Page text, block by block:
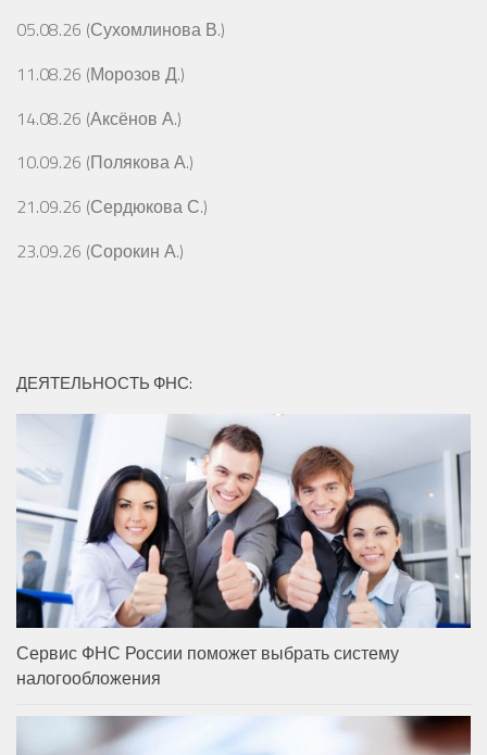
05.08.26 (Сухомлинова В.)
11.08.26 (Морозов Д.)
14.08.26 (Аксёнов А.)
10.09.26 (Полякова А.)
21.09.26 (Сердюкова С.)
23.09.26 (Сорокин А.)
ДЕЯТЕЛЬНОСТЬ ФНС:
Сервис ФНС России поможет выбрать систему
налогообложения